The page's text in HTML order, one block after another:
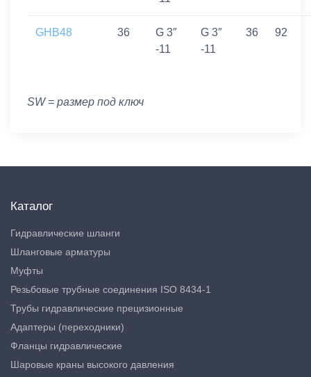
GHB48 36
G 3″
-11
G 3″
-11
36 92
SW = размер под ключ
Каталог
Гидравлические шланги
Шланговые арматуры
Муфты
Резьбовые трубные соединения ISO 8434-1
Трубы гидравлические прецизионные
Адаптеры (переходники)
Фланцы гидравлические
Шаровые краны высокого давления